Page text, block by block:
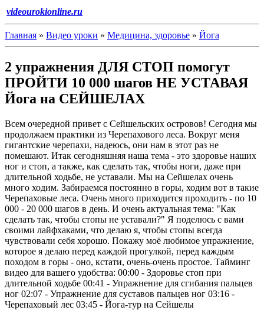
videourokionline.ru
Главная » Видео уроки » Медицина, здоровье » Йога
2 упражнения ДЛЯ СТОП помогут
ПРОЙТИ 10 000 шагов НЕ УСТАВАЯ
Йога на СЕЙШЕЛАХ
Всем очередной привет с Сейшельских островов! Сегодня мы
продолжаем практики из Черепахового леса. Вокруг меня
гигантские черепахи, надеюсь, они нам в этот раз не
помешают. Итак сегодняшняя наша тема - это здоровье наших
ног и стоп, а также, как сделать так, чтобы ноги, даже при
длительной ходьбе, не уставали. Мы на Сейшелах очень
много ходим. Забираемся постоянно в горы, ходим вот в такие
Черепаховые леса. Очень много приходится проходить - по 10
000 - 20 000 шагов в день. И очень актуальная тема: "Как
сделать так, чтобы стопы не уставали?" Я поделюсь с вами
своими лайфхаками, что делаю я, чтобы стопы всегда
чувствовали себя хорошо. Покажу моё любимое упражнение,
которое я делаю перед каждой прогулкой, перед каждым
походом в горы - оно, кстати, очень-очень простое. Тайминг
видео для вашего удобства: 00:00 - Здоровье стоп при
длительной ходьбе 00:41 - Упражнение для сгибания пальцев
ног 02:07 - Упражнение для суставов пальцев ног 03:16 -
Черепаховый лес 03:45 - Йога-тур на Сейшелы